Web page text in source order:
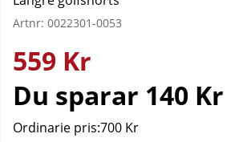
Artnr: 0022301-0053
559 Kr
Du sparar 140 Kr
Ordinarie pris:700 Kr